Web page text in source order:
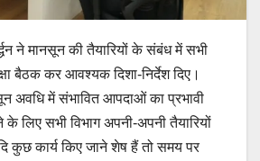
ने मानसून की तैयारियों के संबंध में सभी
बैठक कर आवश्यक दिशा-निर्देश दिए।
अवधि में संभावित आपदाओं का प्रभावी
लिए सभी विभाग अपनी-अपनी तैयारियों
कुछ कार्य किए जाने शेष हैं तो समय पर